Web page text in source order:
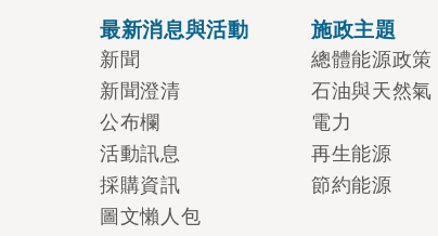
最新消息與活動
新聞
新聞澄清
公布欄
活動訊息
採購資訊
圖文懶人包
施政主題
總體能源政策
石油與天然氣
電力
再生能源
節約能源